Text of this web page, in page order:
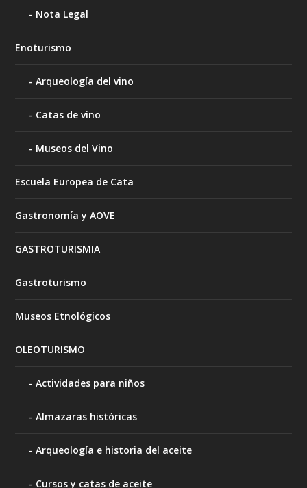
Nota Legal
Enoturismo
Arqueología del vino
Catas de vino
Museos del Vino
Escuela Europea de Cata
Gastronomía y AOVE
GASTROTURISMIA
Gastroturismo
Museos Etnológicos
OLEOTURISMO
Actividades para niños
Almazaras históricas
Arqueología e historia del aceite
Cursos y catas de aceite